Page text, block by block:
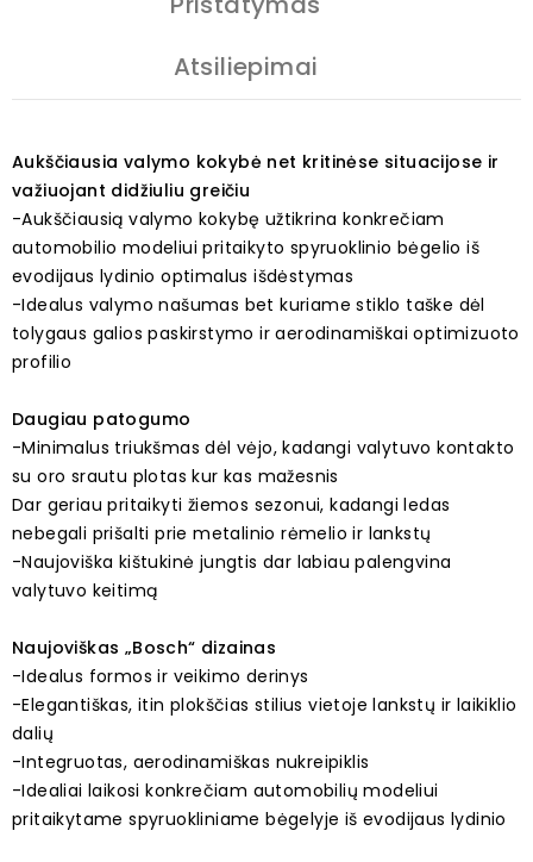
Atsiliepimai
Aukščiausia valymo kokybė net kritinėse situacijose ir
važiuojant didžiuliu greičiu
-Aukščiausią valymo kokybę užtikrina konkrečiam
automobilio modeliui pritaikyto spyruoklinio bėgelio iš
evodijaus lydinio optimalus išdėstymas
-Idealus valymo našumas bet kuriame stiklo taške dėl
tolygaus galios paskirstymo ir aerodinamiškai optimizuoto
profilio
Daugiau patogumo
-Minimalus triukšmas dėl vėjo, kadangi valytuvo kontakto
su oro srautu plotas kur kas mažesnis
Dar geriau pritaikyti žiemos sezonui, kadangi ledas
nebegali prišalti prie metalinio rėmelio ir lankstų
-Naujoviška kištukinė jungtis dar labiau palengvina
valytuvo keitimą
Naujoviškas „Bosch“ dizainas
-Idealus formos ir veikimo derinys
-Elegantiškas, itin plokščias stilius vietoje lankstų ir laikiklio
dalių
-Integruotas, aerodinamiškas nukreipiklis
-Idealiai laikosi konkrečiam automobilių modeliui
pritaikytame spyruokliniame bėgelyje iš evodijaus lydinio